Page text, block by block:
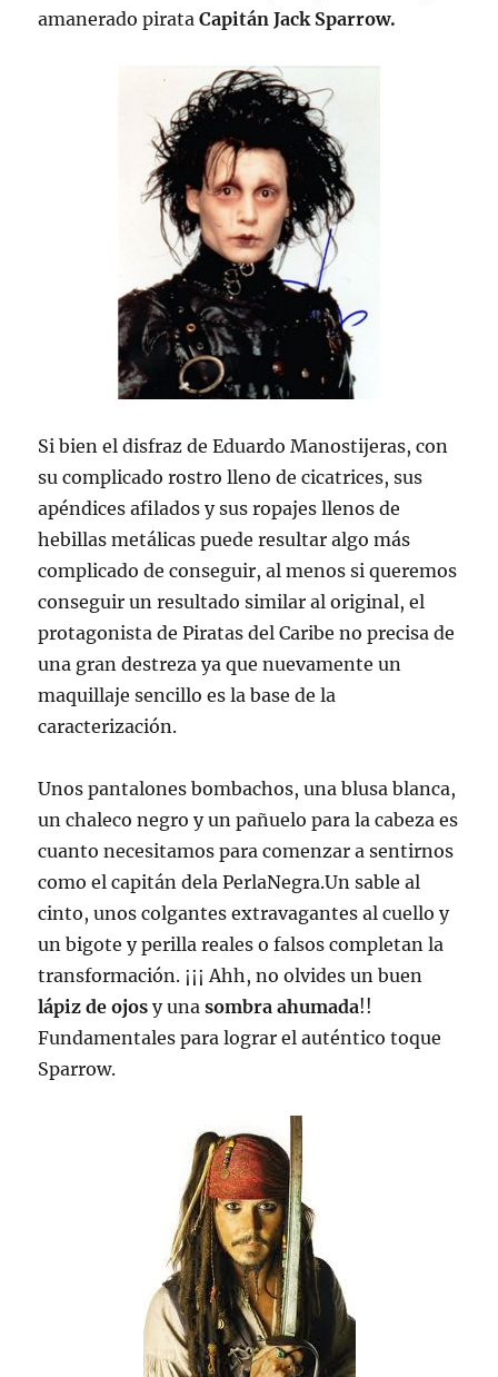
amanerado pirataCapitán Jack Sparrow.
Si bien el disfraz de Eduardo Manostijeras, con
su complicado rostro lleno de cicatrices, sus
apéndices afilados y sus ropajes llenos de
hebillas metálicas puede resultar algo más
complicado de conseguir, al menos si queremos
conseguir un resultado similar al original, el
protagonista de Piratas del Caribe no precisa de
una gran destreza ya que nuevamente un
maquillaje sencillo es la base de la
caracterización.
Unos pantalones bombachos, una blusa blanca,
un chaleco negro y un pañuelo para la cabeza es
cuanto necesitamos para comenzar a sentirnos
como el capitán dela PerlaNegra.Un sable al
cinto, unos colgantes extravagantes al cuello y
un bigote y perilla reales o falsos completan la
transformación. ¡¡¡ Ahh, no olvides un buen
lápiz de ojos y unasombra ahumada!!
Fundamentales para lograr el auténtico toque
Sparrow.